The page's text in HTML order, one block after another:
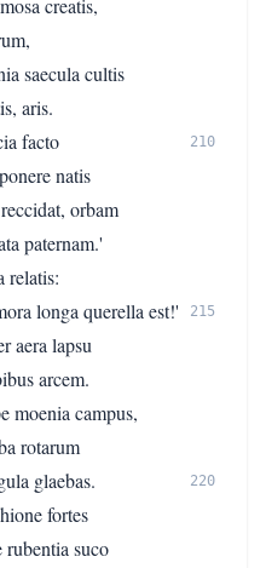
creatis,
saecula cultis
aris.
facto
210
natis
orbam
paternam.'
relatis:
longa querella est!'
215
aera lapsu
arcem.
moenia campus,
rotarum
glaebas.
220
fortes
rubentia suco